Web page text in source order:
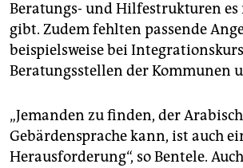
Beratungs- und Hilfestrukturen
gibt. Zudem fehlten passende
beispielsweise bei
Beratungsstellen der Kommunen
„Jemanden zu finden, der
Gebärdensprache kann, ist auch
Herausforderung“, so Bentele.